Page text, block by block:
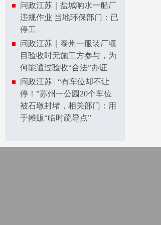
问政江苏｜盐城响水一船厂
违规作业 当地环保部门：已
停工
问政江苏｜泰州一服装厂项
目验收时无施工方参与，为
何能通过验收“合法”办证
问政江苏 | “有车位却不让
停！”苏州一公园20个车位
被石墩封堵，相关部门：用
于摊贩“临时疏导点”